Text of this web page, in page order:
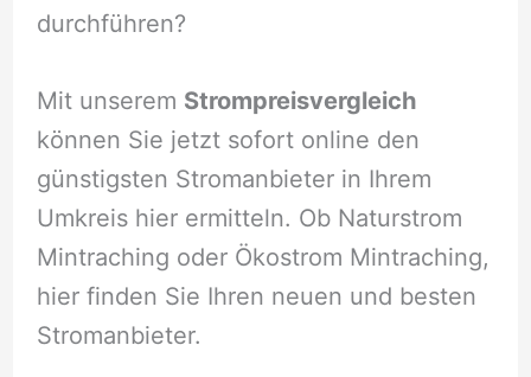
durchführen?
Mit unserem Strompreisvergleich
können Sie jetzt sofort online den
günstigsten Stromanbieter in Ihrem
Umkreis hier ermitteln. Ob Naturstrom
Mintraching oder Ökostrom Mintraching,
hier finden Sie Ihren neuen und besten
Stromanbieter.